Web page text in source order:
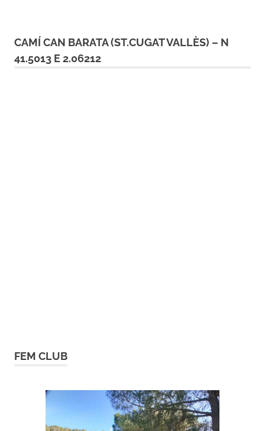
CAMÍ CAN BARATA (ST.CUGAT VALLÈS) – N
41.5013 E 2.06212
FEM CLUB